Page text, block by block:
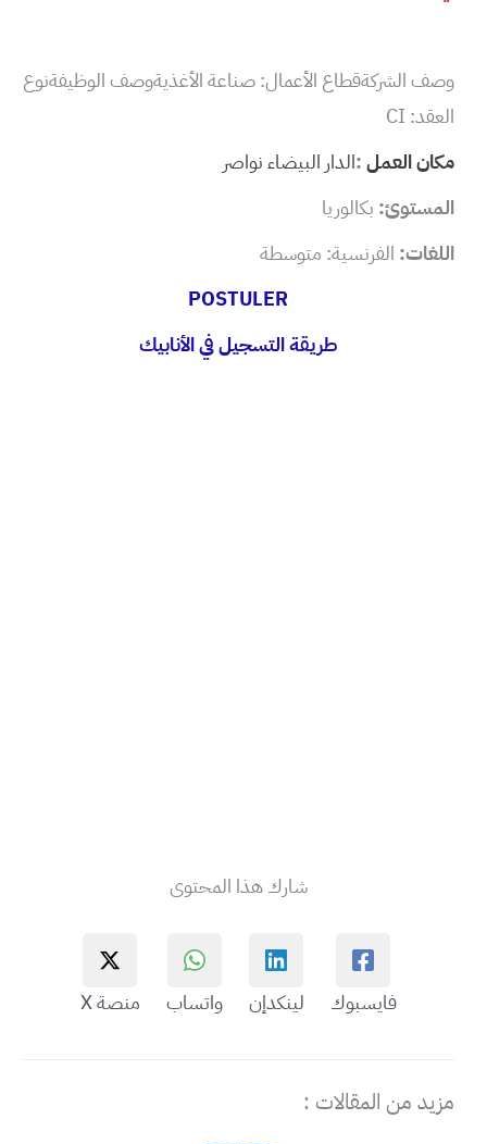
وصف الشركةقطاع الأعمال: صناعة الأغذيةوصف الوظيفةنوع
العقد: CI
مكان العمل:الدار البيضاء نواصر
المستوئ: بكالوريا
اللغات: الفرنسية: متوسطة
POSTULER
طريقة التسجيل في الأنابيك
شارك هذا المحتوى
فايسبوك لينكدإن واتساب منصة X
مزيد من المقالات :